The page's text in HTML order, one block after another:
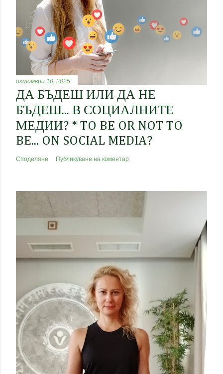
октомври 10, 2025
ДА БЪДЕШ ИЛИ ДА НЕ
БЪДЕШ... В СОЦИАЛНИТЕ
МЕДИИ? * TO BE OR NOT TO
BE... ON SOCIAL MEDIA?
Споделяне Публикуване на коментар